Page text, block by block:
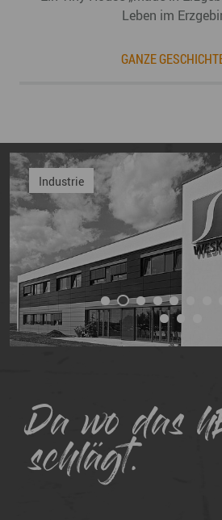
Leben im
GANZE
Da wo das
schlägt.
Industrie